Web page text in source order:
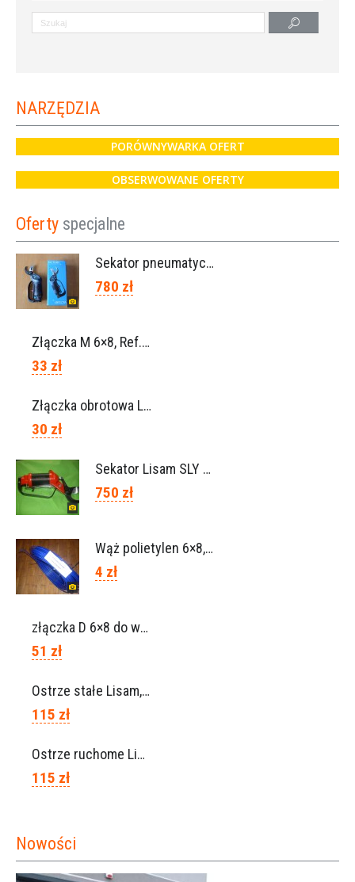
NARZĘDZIA
PORÓWNYWARKA OFERT
OBSERWOWANE OFERTY
Oferty specjalne
Sekator pneumatyczny VICTORY (Campagnola Włochy)
780 zł
Złączka M 6×8, Ref. 0115.0102
33 zł
Złączka obrotowa Lisam do węża 6×8 / Ref. 0160.0100
30 zł
Sekator Lisam SLY / przedłużki 0,5m 1m (Włochy)
750 zł
Wąż polietylen 6×8, Ref.0120.0203
4 zł
złączka D 6×8 do węża, Ref. 0113.0106
51 zł
Ostrze stałe Lisam, Ref. A1206
115 zł
Ostrze ruchome Lisam, Ref. A1208
115 zł
Nowości